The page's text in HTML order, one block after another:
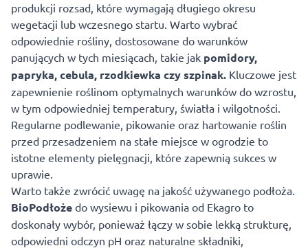
produkcji rozsad, które wymagają długiego okresu
wegetacji lub wczesnego startu. Warto wybrać
odpowiednie rośliny, dostosowane do warunków
panujących w tych miesiącach, takie jak pomidory,
papryka, cebula, rzodkiewka czy szpinak. Kluczowe jest
zapewnienie roślinom optymalnych warunków do wzrostu,
w tym odpowiedniej temperatury, światła i wilgotności.
Regularne podlewanie, pikowanie oraz hartowanie roślin
przed przesadzeniem na stałe miejsce w ogrodzie to
istotne elementy pielęgnacji, które zapewnią sukces w
uprawie.
Warto także zwrócić uwagę na jakość używanego podłoża.
BioPodłoże do wysiewu i pikowania od Ekagro to
doskonały wybór, ponieważ łączy w sobie lekką strukturę,
odpowiedni odczyn pH oraz naturalne składniki,